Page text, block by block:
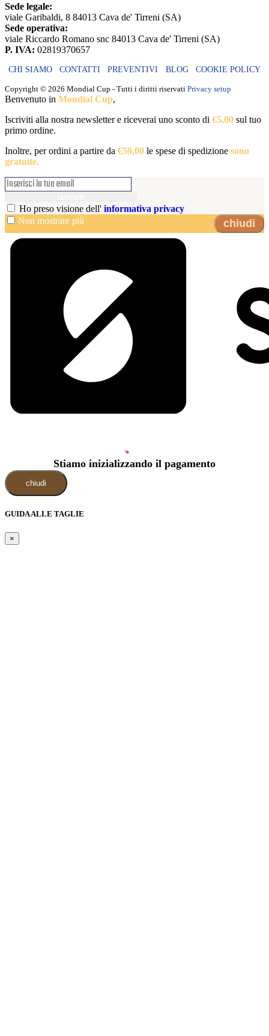
Sede legale:
viale Garibaldi, 8 84013 Cava de' Tirreni (SA)
Sede operativa:
viale Riccardo Romano snc 84013 Cava de' Tirreni (SA)
P. IVA: 02819370657
CHI SIAMO CONTATTI PREVENTIVI BLOG COOKIE POLICY
Copyright © 2026 Mondial Cup - Tutti i diritti riservati Privacy setup
Benvenuto in Mondial Cup,
Iscriviti alla nostra newsletter e riceverai uno sconto di €5,00 sul tuo
primo ordine.
Inoltre, per ordini a partire da €59,00 le spese di spedizione sono
gratuite.
Ho preso visione dell' informativa privacy
Non mostrare più
chiudi
Stiamo inizializzando il pagamento
chiudi
GUIDA ALLE TAGLIE
×